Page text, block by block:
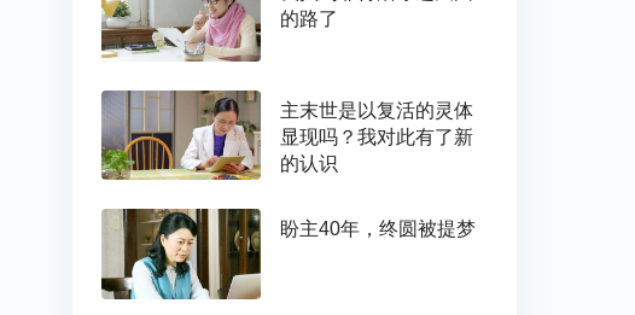
的路了
主末世是以复活的灵体
显现吗？我对此有了新
的认识
盼主40年，终圆被提梦